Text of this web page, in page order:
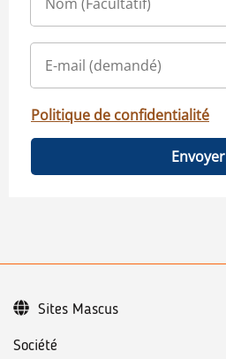
Politique de confidentialité
Envoyer
Société
Sites Mascus